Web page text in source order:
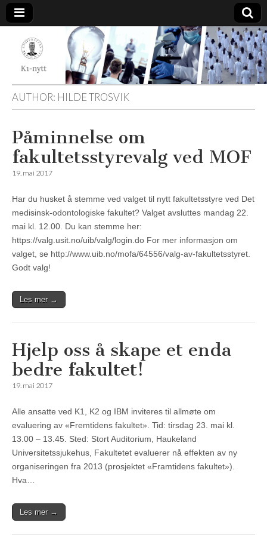
K1-
Nytt
AUTHOR: HILDE TROSVIK
Påminnelse om
fakultetsstyrevalg ved MOF
19. mai 2017
Har du husket å stemme ved valget til nytt fakultetsstyre ved Det
medisinsk-odontologiske fakultet? Valget avsluttes mandag 22.
mai kl. 12.00. Du kan stemme her:
https://valg.usit.no/uib/valg/login.do For mer informasjon om
valget, se http://www.uib.no/mofa/64556/valg-av-fakultetsstyret.
Godt valg!
Les mer →
Hjelp oss å skape et enda
bedre fakultet!
19. mai 2017
Alle ansatte ved K1, K2 og IBM inviteres til allmøte om
evaluering av «Fremtidens fakultet». Tid: tirsdag 23. mai kl.
13.00 – 13.45. Sted: Stort Auditorium, Haukeland
Universitetssjukehus, Fakultetet evaluerer nå effekten av ny
organiseringen fra 2013 (prosjektet «Framtidens fakultet»).
Hva…
Les mer →